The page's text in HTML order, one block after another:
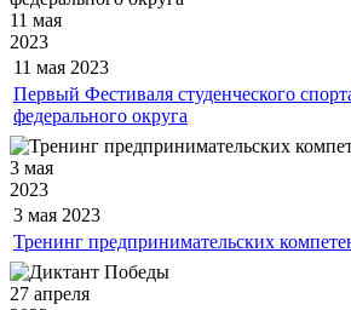
11 мая
2023
11 мая 2023
Первый Фестиваля студенческого
федерального округа
3 мая
2023
3 мая 2023
Тренинг предпринимательских
27 апреля